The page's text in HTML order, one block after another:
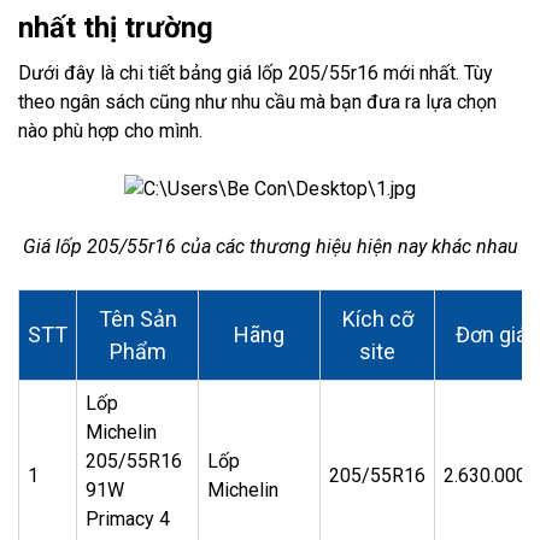
nhất thị trường
Dưới đây là chi tiết bảng giá lốp 205/55r16 mới nhất. Tùy
theo ngân sách cũng như nhu cầu mà bạn đưa ra lựa chọn
nào phù hợp cho mình.
Giá lốp 205/55r16 của các thương hiệu hiện nay khác nhau
STT
Tên Sản
Phẩm
Hãng
Kích cỡ
site
Đơn giá
1
Lốp
Michelin
205/55R16
91W
Primacy 4
Lốp
Michelin
205/55R16 2.630.000đ